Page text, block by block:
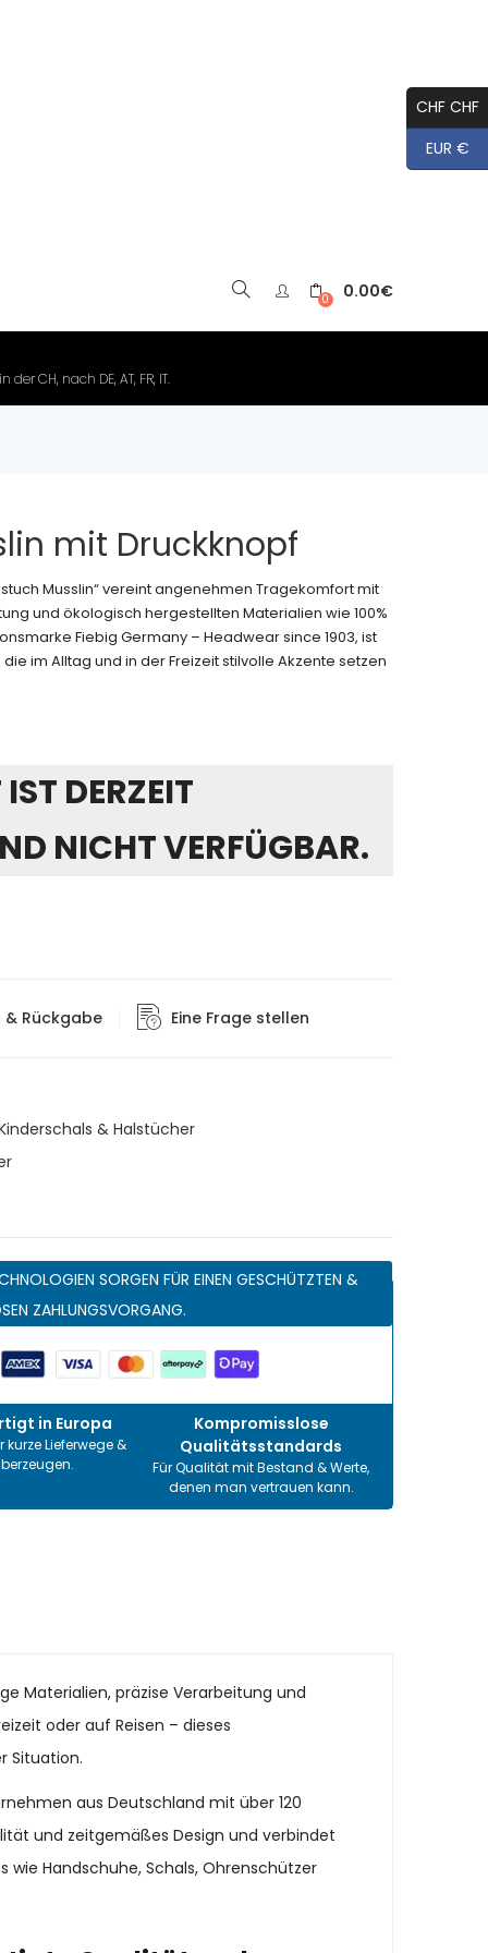
0 0.00€
CH, nach DE, AT, FR, IT.
mit Druckknopf
Musslin“ vereint angenehmen Tragekomfort mit
und ökologisch hergestellten Materialien wie 100%
Fiebig Germany – Headwear since 1903, ist
im Alltag und in der Freizeit stilvolle Akzente setzen
DERZEIT
NICHT VERFÜGBAR.
& Rückgabe Eine Frage stellen
& Halstücher
SORGEN FÜR EINEN GESCHÜTZTEN &
ZAHLUNGSVORGANG.
in Europa
Lieferwege &
Kompromisslose
Qualitätsstandards
Für Qualität mit Bestand & Werte,
denen man vertrauen kann.
Materialien, präzise Verarbeitung und
oder auf Reisen – dieses
Situation.
aus Deutschland mit über 120
und zeitgemäßes Design und verbindet
Handschuhe, Schals, Ohrenschützer
CHF CHF
EUR €